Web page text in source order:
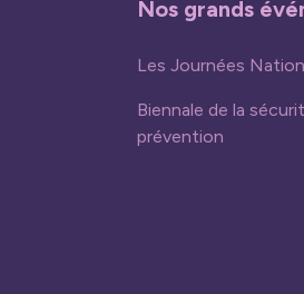
Nos grands
Les Journées
Biennale de la
prévention